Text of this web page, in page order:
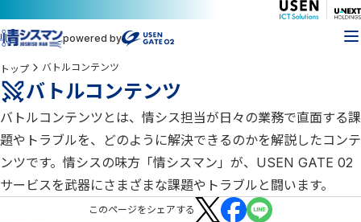
powered by
トップ バトルコンテンツ
バトルコンテンツ
バトルコンテンツとは、情シス担当が日々の業務で直面する課
題やトラブルを、どのように解決できるのかを解説したコンテ
ンツです。情シスの味方「情シスマン」が、USEN GATE 02
サービスを武器にさまざまな課題やトラブルと闘います。
このページをシェアする